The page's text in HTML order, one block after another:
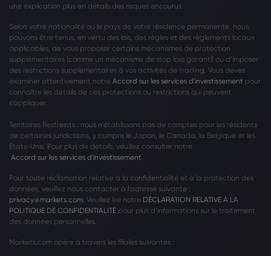
une explication plus en détails des risques encourus.
Selon votre nationalité ou le pays de votre résidence permanente, nous
pouvons être tenus, en vertu des lois, des règles et des règlements locaux
applicables, de vous proposer certains mécanismes de protection
supplémentaires (comme un mécanisme de stop loss garanti) ou d’imposer
des restrictions supplémentaires à vos activités de trading. Vous devez
examiner attentivement notre Accord sur les services d'investissement pour
connaître les détails de ces protections ou restrictions qui peuvent
s'appliquer.
Territoires Restreints : nous n'établissons pas de comptes pour les résidents
de certaines juridictions, y compris le Japon, le Canada, la Belgique et les
États-Unis. Pour plus de détails, veuillez consulter notre
Accord sur les services d'investissement
Pour toute réclamation relative à la confidentialité et à la protection des
données, veuillez nous contacter à l'adresse suivante :
privacy@markets.com . Veuillez lire notre DÉCLARATION RELATIVE À LA
POLITIQUE DE CONFIDENTIALITÉ pour plus d’informations sur le traitement
des données personnelles.
Markets.com opère à travers les filiales suivantes :